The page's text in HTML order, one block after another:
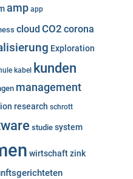
amp app
cloud CO2 corona
Exploration
kabel kunden
management
research schrott
studie system
wirtschaftzink